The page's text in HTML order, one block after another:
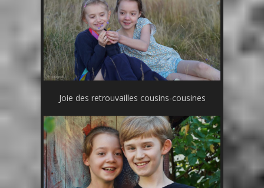
Joie des retrouvailles cousins-cousines